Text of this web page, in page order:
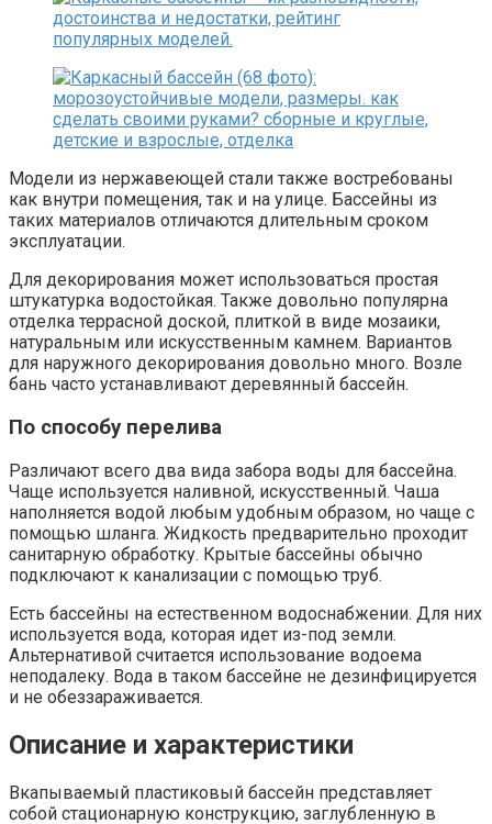
Модели из нержавеющей стали также востребованы
как внутри помещения, так и на улице. Бассейны из
таких материалов отличаются длительным сроком
эксплуатации.
Для декорирования может использоваться простая
штукатурка водостойкая. Также довольно популярна
отделка террасной доской, плиткой в виде мозаики,
натуральным или искусственным камнем. Вариантов
для наружного декорирования довольно много. Возле
бань часто устанавливают деревянный бассейн.
По способу перелива
Различают всего два вида забора воды для бассейна.
Чаще используется наливной, искусственный. Чаша
наполняется водой любым удобным образом, но чаще с
помощью шланга. Жидкость предварительно проходит
санитарную обработку. Крытые бассейны обычно
подключают к канализации с помощью труб.
Есть бассейны на естественном водоснабжении. Для них
используется вода, которая идет из-под земли.
Альтернативой считается использование водоема
неподалеку. Вода в таком бассейне не дезинфицируется
и не обеззараживается.
Описание и характеристики
Вкапываемый пластиковый бассейн представляет
собой стационарную конструкцию, заглубленную в